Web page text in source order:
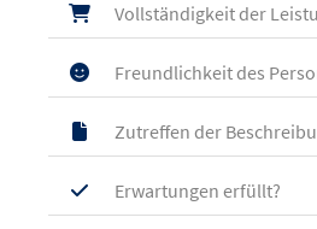
Vollständigkeit der
Freundlichkeit des
Zutreffen der
Erwartungen erfüllt?